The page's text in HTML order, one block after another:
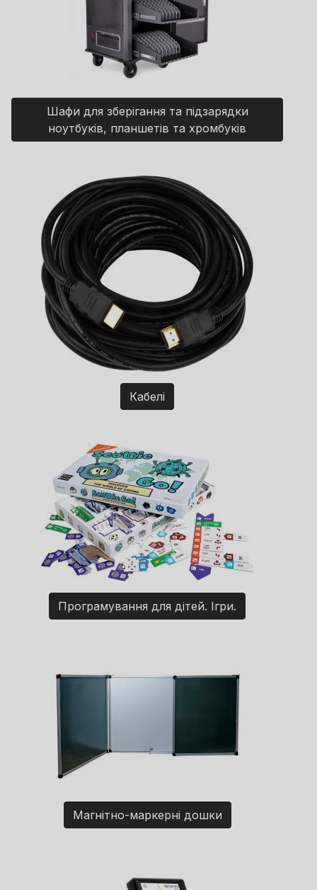
Шафи для зберігання та підзарядки
ноутбуків, планшетів та хромбуків
Кабелі
Програмування для дітей. Ігри.
Магнітно-маркерні дошки